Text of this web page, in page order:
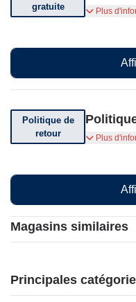
Magasins similaires
G-Star RAW
Icebreaker
Principales
gratuite
Livraison
Plus
Politique de
retour
45 joursPlus